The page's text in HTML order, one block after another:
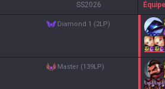
SS2026
diamond 1 (2LP)
master (139LP)